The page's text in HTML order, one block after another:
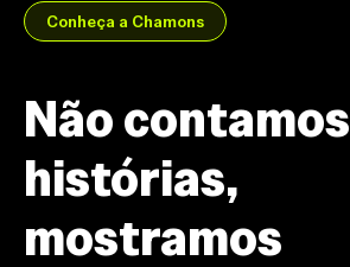
Conheça a Chamons
Não contamos
histórias,
mostramos